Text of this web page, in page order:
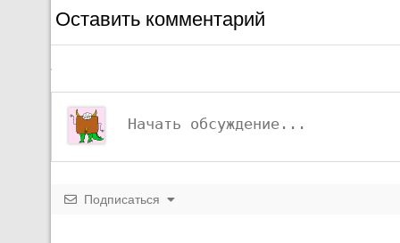
Оставить комментарий
Подписаться